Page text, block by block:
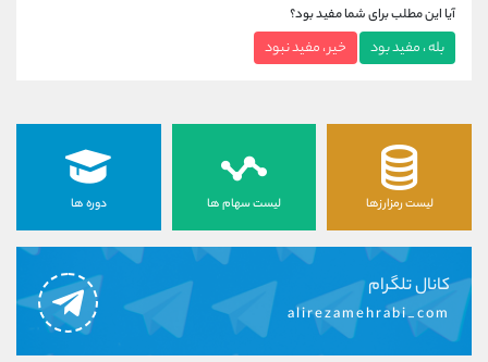
آیا این مطلب برای شما مفید بود؟
بله ، مفید بود خیر ، مفید نبود
لیست رمزارزها لیست سهام ها دوره ها
کانال تلگرام
alirezamehrabi_com